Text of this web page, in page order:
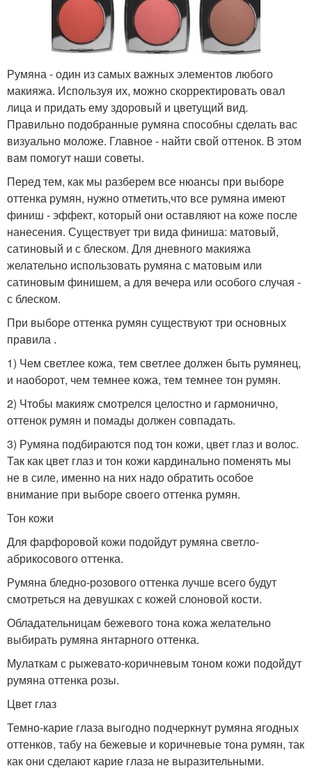
Румяна - один из самых важных элементов любого
макияжа. Используя их, можно скорректировать овал
лица и придать ему здоровый и цветущий вид.
Правильно подобранные румяна способны сделать вас
визуально моложе. Главное - найти свой оттенок. В этом
вам помогут наши советы.
Перед тем, как мы разберем все нюансы при выборе
оттенка румян, нужно отметить,что все румяна имеют
финиш - эффект, который они оставляют на коже после
нанесения. Существует три вида финиша: матовый,
сатиновый и с блеском. Для дневного макияжа
желательно использовать румяна с матовым или
сатиновым финишем, а для вечера или особого случая -
с блеском.
При выборе оттенка румян существуют три основных
правила .
1) Чем светлее кожа, тем светлее должен быть румянец,
и наоборот, чем темнее кожа, тем темнее тон румян.
2) Чтобы макияж смотрелся целостно и гармонично,
оттенок румян и помады должен совпадать.
3) Румяна подбираются под тон кожи, цвет глаз и волос.
Так как цвет глаз и тон кожи кардинально поменять мы
не в силе, именно на них надо обратить особое
внимание при выборе cвоего оттенка румян.
Тон кожи
Для фарфоровой кожи подойдут румяна светло-
абрикосового оттенка.
Румяна бледно-розового оттенка лучше всего будут
смотреться на девушках с кожей слоновой кости.
Обладательницам бежевого тона кожа желательно
выбирать румяна янтарного оттенка.
Мулаткам с рыжевато-коричневым тоном кожи подойдут
румяна оттенка розы.
Цвет глаз
Темно-карие глаза выгодно подчеркнут румяна ягодных
оттенков, табу на бежевые и коричневые тона румян, так
как они сделают карие глаза не выразительными.